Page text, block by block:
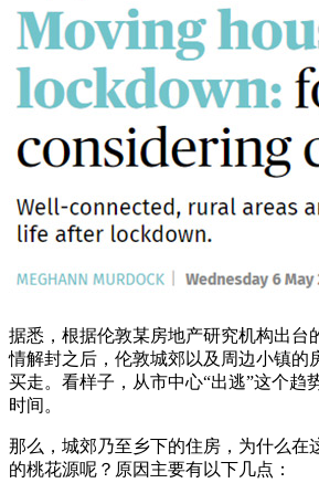
据悉，根据伦敦某房地产研究机构出台
情解封之后，伦敦城郊以及周边小镇的
买走。看样子，从市中心“出逃”这个趋
时间。
那么，城郊乃至乡下的住房，为什么在
的桃花源呢？原因主要有以下几点：